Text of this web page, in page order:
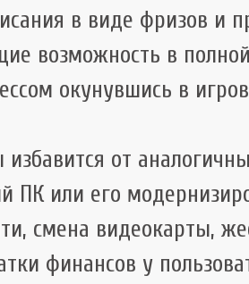
в виде фризов и
возможность в
окунувшись в
от
ПК или его
смена видеокарты,
финансов у